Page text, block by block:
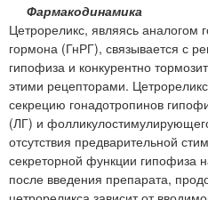
Фармакодинамика
Цетрореликс, являясь аналогом
гормона (ГнРГ), связывается с
гипофиза и конкурентно
этими рецепторами.
секрецию гонадотропинов
(ЛГ) и
отсутствия предварительной
секреторной функции гипофиза
после введения препарата,